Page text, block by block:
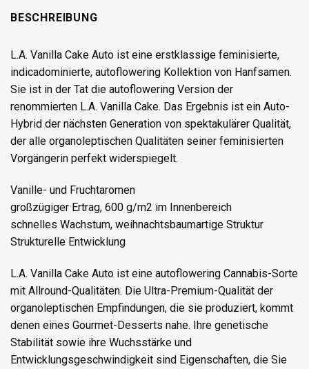
BESCHREIBUNG
L.A. Vanilla Cake Auto ist eine erstklassige feminisierte,
indicadominierte, autoflowering Kollektion von Hanfsamen.
Sie ist in der Tat die autoflowering Version der
renommierten L.A. Vanilla Cake. Das Ergebnis ist ein Auto-
Hybrid der nächsten Generation von spektakulärer Qualität,
der alle organoleptischen Qualitäten seiner feminisierten
Vorgängerin perfekt widerspiegelt.
Vanille- und Fruchtaromen
großzügiger Ertrag, 600 g/m2 im Innenbereich
schnelles Wachstum, weihnachtsbaumartige Struktur
Strukturelle Entwicklung
L.A. Vanilla Cake Auto ist eine autoflowering Cannabis-Sorte
mit Allround-Qualitäten. Die Ultra-Premium-Qualität der
organoleptischen Empfindungen, die sie produziert, kommt
denen eines Gourmet-Desserts nahe. Ihre genetische
Stabilität sowie ihre Wuchsstärke und
Entwicklungsgeschwindigkeit sind Eigenschaften, die Sie